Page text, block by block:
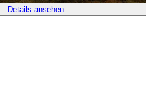
Details ansehen